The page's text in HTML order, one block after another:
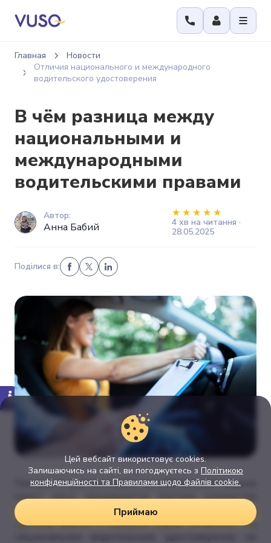
Главная
Новости
Отличия национального и международного
водительского удостоверения
В чём разница между
национальными и
международными
водительскими правами
Автор:
Анна Бабий
4 хв на читання ·
28.05.2025
Поділися в:
Поездка в другую страну на собственной машине
имеет массу преимуществ, поэтому количество
людей, которые выбирают именно такой способ
туризма, растет с каждым годом. Отметим, что
Цей вебсайт використовує cookies.
Залишаючись на сайті, ви погоджуєтесь з Політикою
конфіденційності та Правилами щодо файлів cookie.
Приймаю